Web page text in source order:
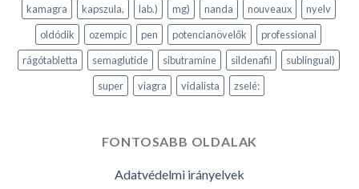
kamagra
kapszula, lab.) mg) nanda nouveaux
nyelv
oldódik
ozempic pen potencianövelők
professional
rágótabletta
semaglutide sibutramine sildenafil
sublingual)
super
viagra vidalista zselé:
FONTOSABB OLDALAK
Adatvédelmi irányelvek